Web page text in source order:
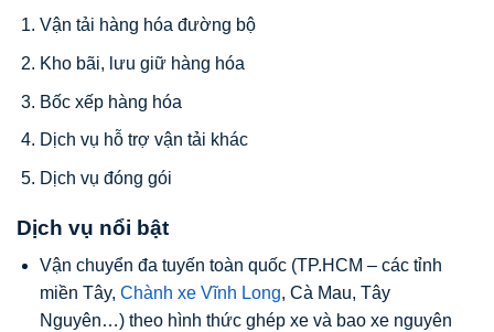
Vận tải hàng hóa đường bộ
Kho bãi, lưu giữ hàng hóa
Bốc xếp hàng hóa
Dịch vụ hỗ trợ vận tải khác
Dịch vụ đóng gói
Dịch vụ nổi bật
Vận chuyển đa tuyến toàn quốc (TP.HCM – các tỉnh
miền Tây, Chành xe Vĩnh Long, Cà Mau, Tây
Nguyên…) theo hình thức ghép xe và bao xe nguyên